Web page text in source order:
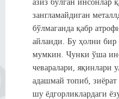
азиз бўлган инсонлар
зангламайдиган
бўлмаганда қабр
айланди. Бу ҳолни
мумкин. Чунки ўша
чеваралари, яқинлари
адашмай топиб,
шу ёдгорликлардаги